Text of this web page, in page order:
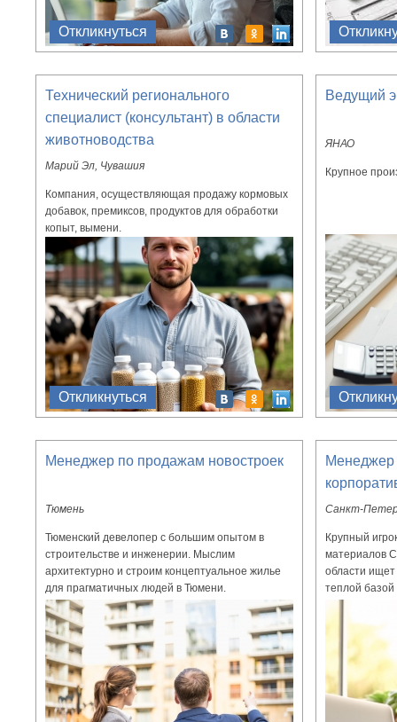
Откликнуться
Технический регионального
специалист (консультант) в области
животноводства
Марий Эл, Чувашия
Компания, осуществляющая продажу кормовых
добавок, премиксов, продуктов для обработки
копыт, вымени.
Откликнуться
Ведущий
ЯНАО
Крупное
Менеджер по продажам новостроек
Тюмень
Тюменский девелопер с большим опытом в
строительстве и инженерии. Мыслим
архитектурно и строим концептуальное жилье
для прагматичных людей в Тюмени.
Менеджер
Санкт-
Крупный
материалов
области
теплой базой